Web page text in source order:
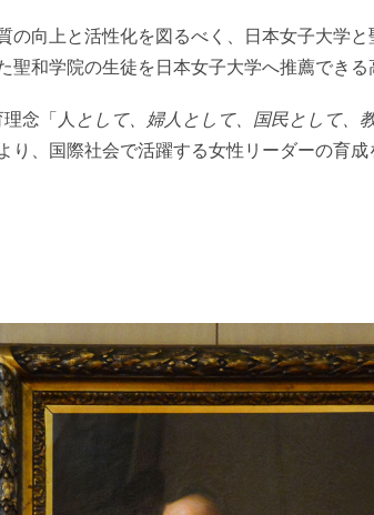
の向上と活性化を図るべく、日本女子大学
聖和学院の生徒を日本女子大学へ推薦でき
念「人 として、婦人として、国民として、
り、国際社会で活躍する女性リーダーの育